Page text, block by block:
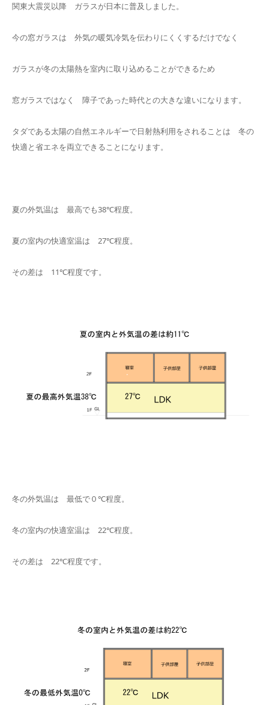
関東大震災以降 ガラスが日本に普及しました。
今の窓ガラスは 外気の暖気冷気を伝わりにくくするだけでなく
ガラスが冬の太陽熱を室内に取り込めることができるため
窓ガラスではなく 障子であった時代との大きな違いになります。
タダである太陽の自然エネルギーで日射熱利用をされることは 冬の
快適と省エネを両立できることになります。
夏の外気温は 最高でも38℃程度。
夏の室内の快適室温は 27℃程度。
その差は 11℃程度です。
冬の外気温は 最低で０℃程度。
冬の室内の快適室温は 22℃程度。
その差は 22℃程度です。